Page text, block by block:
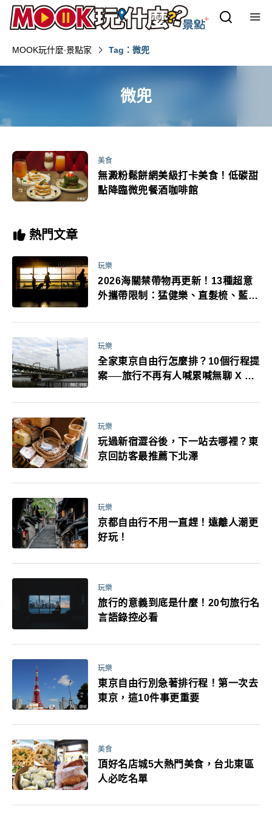
MOOK玩什麼‧景點家 Tag：微兜
微兜
美食
無澱粉鬆餅網美級打卡美食！低碳甜
點降臨微兜餐酒咖啡館
熱門文章
玩樂
2026海關禁帶物再更新！13種超意
外攜帶限制：猛健樂、直髮梳、藍牙
萬！注意事項一次看！
玩樂
全家東京自由行怎麼排？10個行程提
案──旅行不再有人喊累喊無聊 X 爸
玩樂
玩過新宿澀谷後，下一站去哪裡？東
京回訪客最推薦下北澤
玩樂
京都自由行不用一直趕！遠離人潮更
好玩！
玩樂
旅行的意義到底是什麼！20句旅行名
言語錄控必看
玩樂
東京自由行別急著排行程！第一次去
東京，這10件事更重要
美食
頂好名店城5大熱門美食，台北東區
人必吃名單